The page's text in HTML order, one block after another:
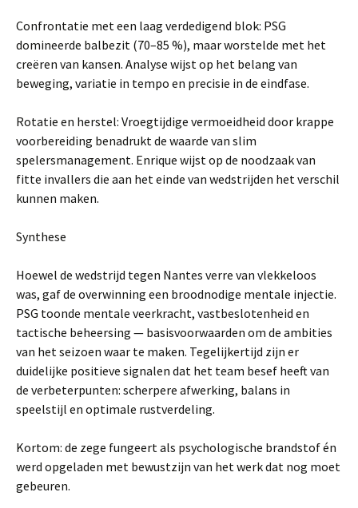
Confrontatie met een laag verdedigend blok: PSG
domineerde balbezit (70–85 %), maar worstelde met het
creëren van kansen. Analyse wijst op het belang van
beweging, variatie in tempo en precisie in de eindfase.
Rotatie en herstel: Vroegtijdige vermoeidheid door krappe
voorbereiding benadrukt de waarde van slim
spelersmanagement. Enrique wijst op de noodzaak van
fitte invallers die aan het einde van wedstrijden het verschil
kunnen maken.
Synthese
Hoewel de wedstrijd tegen Nantes verre van vlekkeloos
was, gaf de overwinning een broodnodige mentale injectie.
PSG toonde mentale veerkracht, vastbeslotenheid en
tactische beheersing — basisvoorwaarden om de ambities
van het seizoen waar te maken. Tegelijkertijd zijn er
duidelijke positieve signalen dat het team besef heeft van
de verbeterpunten: scherpere afwerking, balans in
speelstijl en optimale rustverdeling.
Kortom: de zege fungeert als psychologische brandstof én
werd opgeladen met bewustzijn van het werk dat nog moet
gebeuren.